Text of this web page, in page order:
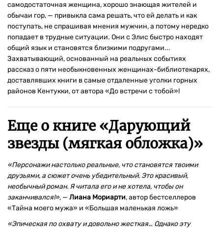
самодостаточная женщина, хорошо знающая жителей и
обычаи гор, — привыкла сама решать, что ей делать и как
поступать, не спрашивая мнения мужчин, а потому нередко
попадает в трудные ситуации. Они с Элис быстро находят
общий язык и становятся близкими подругами...
Захватывающий, основанный на реальных событиях
рассказ о пяти необыкновенных женщинах-библиотекарях,
доставлявших книги в самые отдаленные уголки горных
районов Кентукки, от автора «До встречи с тобой»!
Еще о книге «Дарующий
звезды (мягкая обложка)»
«Персонажи настолько реальные, что становятся твоими
друзьями, а сюжет очень убедительный. Это красивый,
необычный роман. Я читала его и не хотела, чтобы он
заканчивался!», — Лиана Мориарти, автор бестселлеров
«Тайна моего мужа» и «Большая маленькая ложь»
«Эпическая по охвату и довольно жесткая… Однако эту